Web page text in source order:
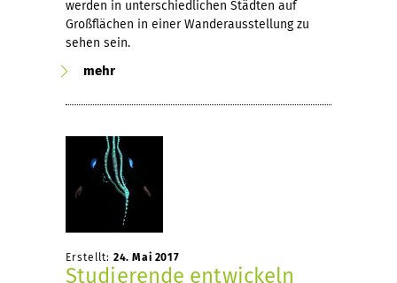
werden in unterschiedlichen Städten auf
Großflächen in einer Wanderausstellung zu
sehen sein.
mehr
Erstellt: 24. Mai 2017
Studierende entwickeln